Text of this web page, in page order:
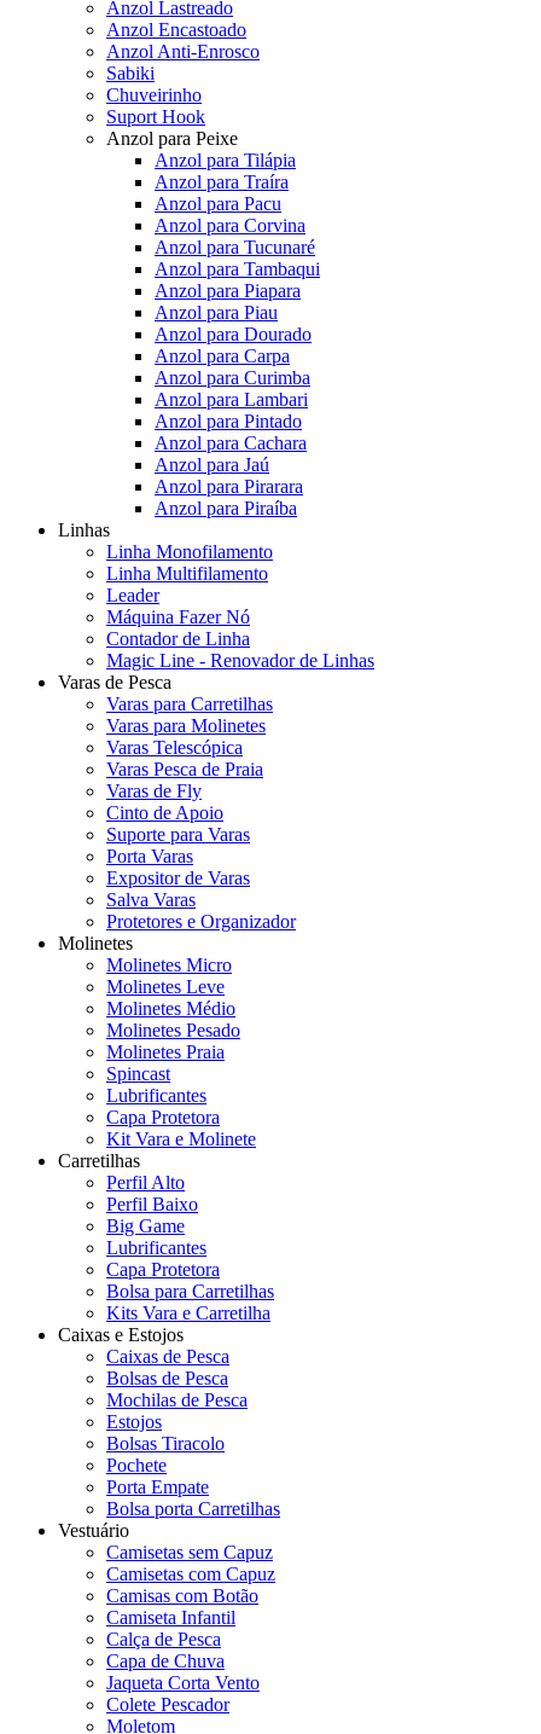
Anzol Lastreado
Anzol Encastoado
Anzol Anti-Enrosco
Sabiki
Chuveirinho
Suport Hook
Anzol para Peixe
Anzol para Tilápia
Anzol para Traíra
Anzol para Pacu
Anzol para Corvina
Anzol para Tucunaré
Anzol para Tambaqui
Anzol para Piapara
Anzol para Piau
Anzol para Dourado
Anzol para Carpa
Anzol para Curimba
Anzol para Lambari
Anzol para Pintado
Anzol para Cachara
Anzol para Jaú
Anzol para Pirarara
Anzol para Piraíba
Linhas
Linha Monofilamento
Linha Multifilamento
Leader
Máquina Fazer Nó
Contador de Linha
Magic Line - Renovador de Linhas
Varas de Pesca
Varas para Carretilhas
Varas para Molinetes
Varas Telescópica
Varas Pesca de Praia
Varas de Fly
Cinto de Apoio
Suporte para Varas
Porta Varas
Expositor de Varas
Salva Varas
Protetores e Organizador
Molinetes
Molinetes Micro
Molinetes Leve
Molinetes Médio
Molinetes Pesado
Molinetes Praia
Spincast
Lubrificantes
Capa Protetora
Kit Vara e Molinete
Carretilhas
Perfil Alto
Perfil Baixo
Big Game
Lubrificantes
Capa Protetora
Bolsa para Carretilhas
Kits Vara e Carretilha
Caixas e Estojos
Caixas de Pesca
Bolsas de Pesca
Mochilas de Pesca
Estojos
Bolsas Tiracolo
Pochete
Porta Empate
Bolsa porta Carretilhas
Vestuário
Camisetas sem Capuz
Camisetas com Capuz
Camisas com Botão
Camiseta Infantil
Calça de Pesca
Capa de Chuva
Jaqueta Corta Vento
Colete Pescador
Moletom